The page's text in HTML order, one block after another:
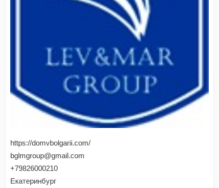
https://domvbolgarii.com/
bglmgroup@gmail.com
+79826000210
Екатеринбург